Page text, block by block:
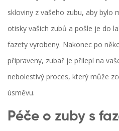
skloviny z vašeho zubu, aby bylo
otisky vašich zubů a pošle je do
fazety vyrobeny. Nakonec po
připraveny, zubař je přilepí na
nebolestivý proces, který může
úsměvu.
Péče o zuby s